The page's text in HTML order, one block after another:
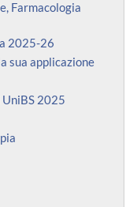
Farmacologia
2025-26
sua applicazione
2025